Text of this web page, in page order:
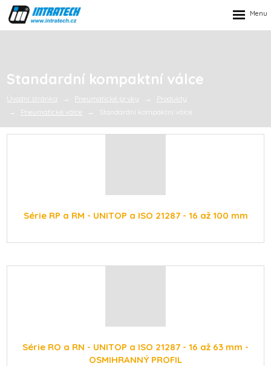
Standardní kompaktní válce
Úvodní stránka Pneumatické prvky
Produkty
Pneumatické válce
Standardní kompaktní válce
Série RP a RM - UNITOP a ISO 21287 - 16 až 100 mm
Série RO a RN - UNITOP a ISO 21287 - 16 až 63 mm -
OSMIHRANNÝ PROFIL